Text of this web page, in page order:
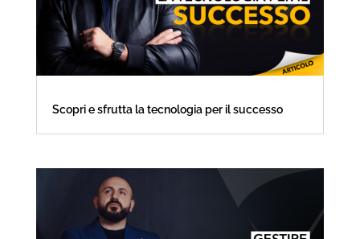
Scopri e sfrutta la tecnologia per il successo